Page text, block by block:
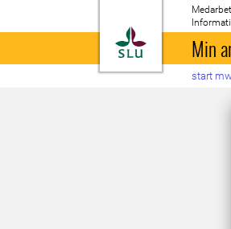
Till startsida
Min
start